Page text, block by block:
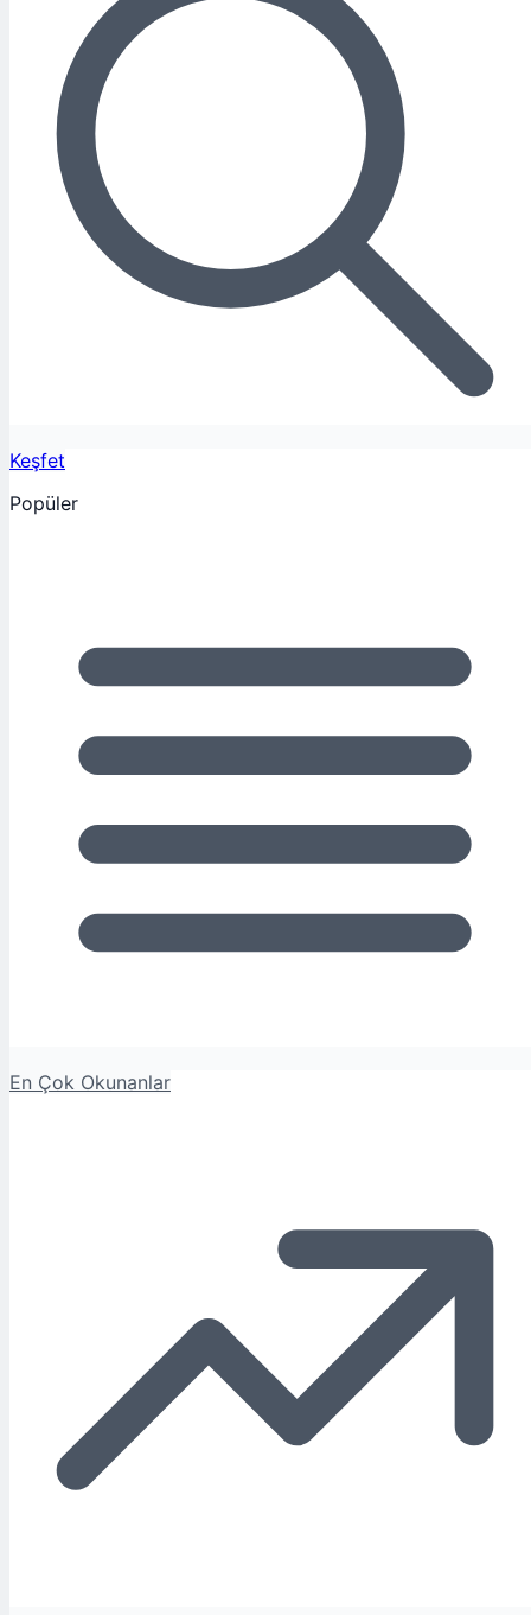
Keşfet
Popüler
En Çok Okunanlar